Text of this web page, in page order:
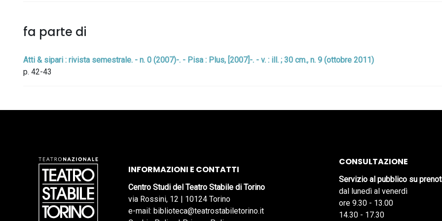
fa parte di
Atti & sipari : rivista semestrale. - n. 0 (2007)-. - Pisa : Plus, [2007]-. - v. : ill. ; 30 cm., n. 9 (ottobre 2011)
p. 42-43
INFORMAZIONI E CONTATTI
Centro Studi del Teatro Stabile di Torino
via Rossini, 12 | 10124 Torino
e-mail: biblioteca@teatrostabiletorino.it
CONSULTAZIONE
Servizio al pubblico su
dal lunedì al venerdì
ore 9.30 - 13.00
14.30 - 17.30